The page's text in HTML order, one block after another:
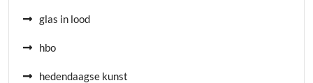
glas in lood
hbo
hedendaagse kunst